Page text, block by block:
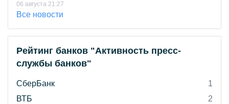
06 августа 21:27
Все новости
Рейтинг банков "Активность пресс-
службы банков"
СберБанк
1
ВТБ
2